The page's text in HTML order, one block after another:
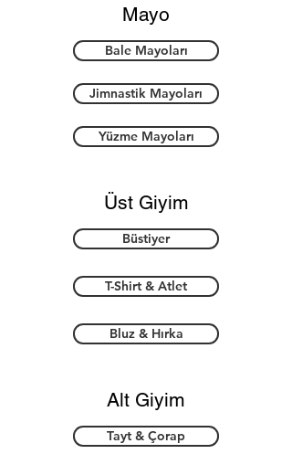
Mayo
Bale Mayoları
Jimnastik Mayoları
Yüzme Mayoları
Üst Giyim
Büstiyer
T-Shirt & Atlet
Bluz & Hırka
Alt Giyim
Tayt & Çorap